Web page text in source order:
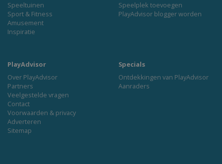
Speeltuinen
Sport & Fitness
Amusement
Inspiratie
Speelplek toevoegen
PlayAdvisor blogger worden
PlayAdvisor
Over PlayAdvisor
Partners
Veelgestelde vragen
Contact
Voorwaarden & privacy
Adverteren
Sitemap
Specials
Ontdekkingen van PlayAdvisor
Aanraders